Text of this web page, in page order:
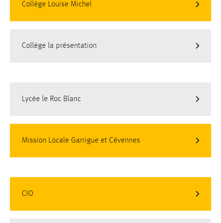
Collège Louise Michel
Collège la présentation
Lycée le Roc Blanc
Mission Locale Garrigue et Cévennes
CIO